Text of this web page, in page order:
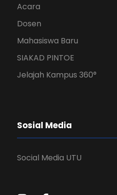
Acara
Dosen
Mahasiswa Baru
SIAKAD PINTOE
Jelajah Kampus 360°
Sosial Media
Social Media UTU